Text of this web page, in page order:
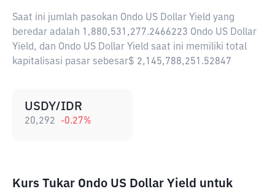
Saat ini jumlah pasokan Ondo US Dollar Yield yang
beredar adalah 1,880,531,277.2466223 Ondo US Dollar
Yield, dan Ondo US Dollar Yield saat ini memiliki total
kapitalisasi pasar sebesar$ 2,145,788,251.52847
USDY/IDR
20,292 -0.27%
Kurs Tukar Ondo US Dollar Yield untuk